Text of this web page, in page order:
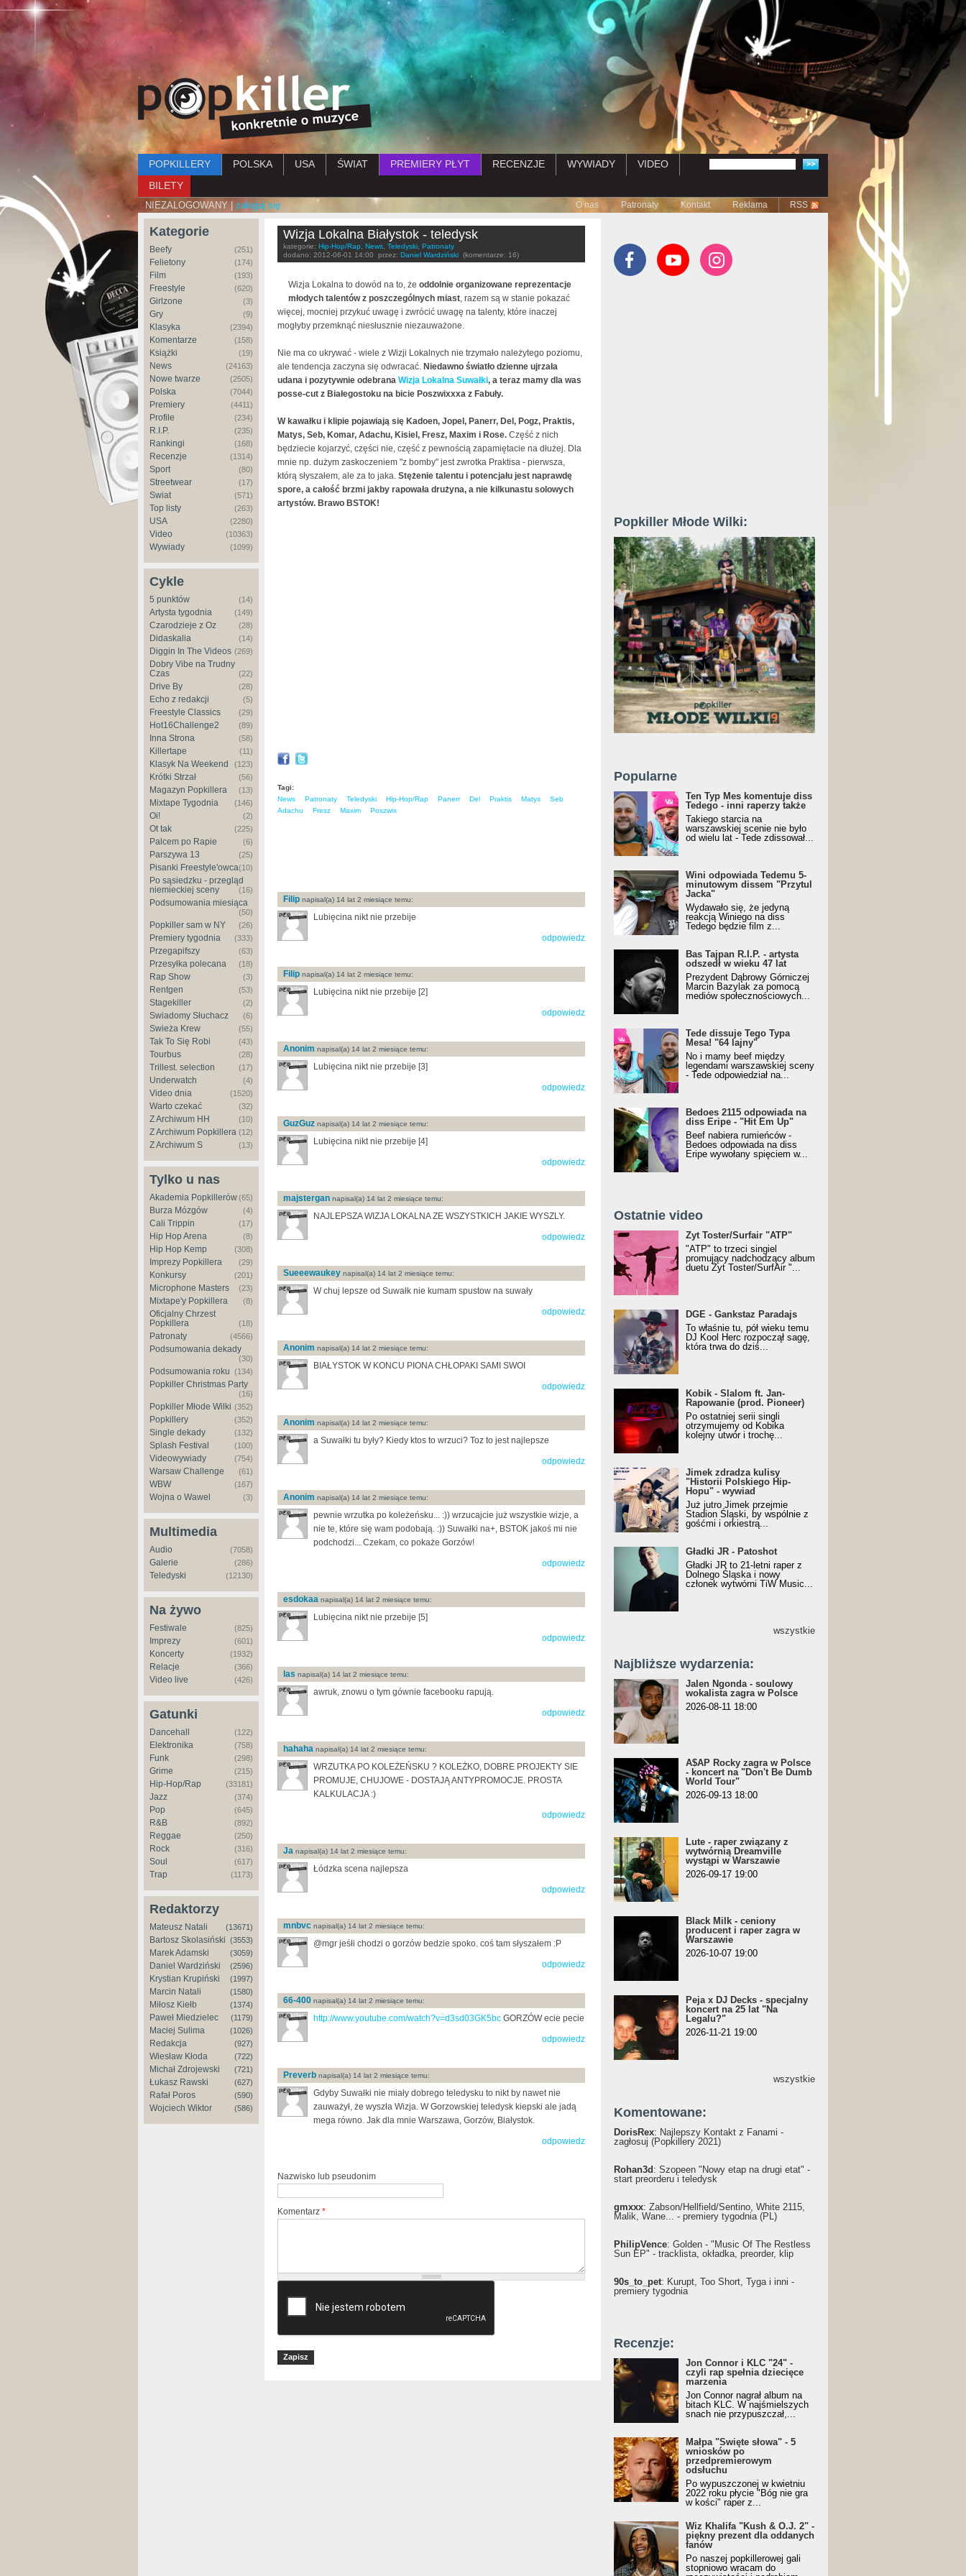
Przejdź do treści
Menu główne
POPKILLERY POLSKA USA ŚWIAT PREMIERY PŁYT RECENZJE WYWIADY
VIDEO
BILETY
NIEZALOGOWANY | zaloguj się Submenu
O nas Patronaty Kontakt Reklama RSS
Kategorie
Beefy (251)
Felietony (174)
Film (193)
Freestyle (620)
Girlzone (3)
Gry (9)
Klasyka (2394)
Komentarze (158)
Książki (19)
News (24163)
Nowe twarze (2505)
Polska (7044)
Premiery (4411)
Profile (234)
R.I.P. (235)
Rankingi (168)
Recenzje (1314)
Sport (80)
Streetwear (17)
Świat (571)
Top listy (263)
USA (2280)
Video (10363)
Wywiady (1099)
Cykle
5 punktów (14)
Artysta tygodnia (149)
Czarodzieje z Oz (28)
Didaskalia (14)
Diggin In The Videos (269)
Dobry Vibe na Trudny
Czas
(22)
Drive By (28)
Echo z redakcji (5)
Freestyle Classics (29)
Hot16Challenge2 (89)
Inna Strona (58)
Killertape (11)
Klasyk Na Weekend (123)
Krótki Strzał (56)
Magazyn Popkillera (13)
Mixtape Tygodnia (146)
Oi! (2)
Ot tak (225)
Palcem po Rapie (6)
Parszywa 13 (25)
Pisanki Freestyle'owca(10)
Po sąsiedzku - przegląd
niemieckiej sceny
(16)
Podsumowania miesiąca
(50)
Popkiller sam w NY (26)
Premiery tygodnia (333)
Przegapifszy (63)
Przesyłka polecana (18)
Rap Show (3)
Rentgen (53)
Stagekiller (2)
Świadomy Słuchacz (6)
Świeża Krew (55)
Tak To Się Robi (43)
Tourbus (28)
Trillest. selection (17)
Underwatch (4)
Video dnia (1520)
Warto czekać (32)
Z Archiwum HH (10)
Z Archiwum Popkillera (12)
Z Archiwum S (13)
Tylko u nas
Akademia Popkillerów(65)
Burza Mózgów (4)
Cali Trippin (17)
Hip Hop Arena (8)
Hip Hop Kemp (308)
Imprezy Popkillera (29)
Konkursy (201)
Microphone Masters (23)
Mixtape'y Popkillera (8)
Oficjalny Chrzest
Popkillera
(18)
Patronaty (4566)
Podsumowania dekady
(30)
Podsumowania roku (134)
Popkiller Christmas Party
(16)
Popkiller Młode Wilki (352)
Popkillery (352)
Single dekady (132)
Splash Festival (100)
Videowywiady (754)
Warsaw Challenge (61)
WBW (167)
Wojna o Wawel (3)
Multimedia
Audio (7058)
Galerie (286)
Teledyski (12130)
Na żywo
Festiwale (825)
Imprezy (601)
Koncerty (1932)
Relacje (366)
Video live (426)
Gatunki
Dancehall (122)
Elektronika (758)
Funk (298)
Grime (215)
Hip-Hop/Rap (33181)
Jazz (374)
Pop (645)
R&B (892)
Reggae (250)
Rock (316)
Soul (617)
Trap (1173)
Redaktorzy
Mateusz Natali (13671)
Bartosz Skolasiński (3553)
Marek Adamski (3059)
Daniel Wardziński (2596)
Krystian Krupiński (1997)
Marcin Natali (1580)
Miłosz Kiełb (1374)
Paweł Miedzielec (1179)
Maciej Sulima (1026)
Redakcja (927)
Wiesław Kłoda (722)
Michał Zdrojewski (721)
Łukasz Rawski (627)
Rafał Poros (590)
Wojciech Wiktor (586)
Wizja Lokalna Białystok - teledysk
kategorie: Hip-Hop/Rap News Teledyski Patronaty
dodano: 2012-06-01 14:00 przez: Daniel Wardziński (komentarze: 16)
Wizja Lokalna to dowód na to, że oddolnie organizowane reprezentacje
młodych talentów z poszczególnych miast, razem są w stanie pokazać
więcej, mocniej przykuć uwagę i zwrócić uwagę na talenty, które inaczej
mogłyby przemknąć niesłusznie niezauważone.
Nie ma co ukrywać - wiele z Wizji Lokalnych nie trzymało należytego poziomu,
ale tendencja zaczyna się odwracać. Niedawno światło dzienne ujrzała
udana i pozytywnie odebrana Wizja Lokalna Suwałki, a teraz mamy dla was
posse-cut z Białegostoku na bicie Poszwixxxa z Fabuły.
W kawałku i klipie pojawiają się Kadoen, Jopel, Panerr, Del, Pogz, Praktis,
Matys, Seb, Komar, Adachu, Kisiel, Fresz, Maxim i Rose. Część z nich
będziecie kojarzyć, części nie, część z pewnością zapamiętacie na dłużej. Dla
mnie np. dużym zaskoczeniem "z bomby" jest zwrotka Praktisa - pierwsza,
którą słyszałem, ale za to jaka. Stężenie talentu i potencjału jest naprawdę
spore, a całość brzmi jakby rapowała drużyna, a nie kilkunastu solowych
artystów. Brawo BSTOK!
Tagi:
News
Patronaty Teledyski Hip-Hop/Rap Panerr Del Praktis Matys
Seb
Adachu
Fresz Maxim Poszwix
Filip napisal(a) 14 lat 2 miesiące temu:
Lubięcina nikt nie przebije
odpowiedz
Filip napisal(a) 14 lat 2 miesiące temu:
Lubięcina nikt nie przebije [2]
odpowiedz
Anonim napisal(a) 14 lat 2 miesiące temu:
Lubięcina nikt nie przebije [3]
odpowiedz
GuzGuz napisal(a) 14 lat 2 miesiące temu:
Lubięcina nikt nie przebije [4]
odpowiedz
majstergan napisal(a) 14 lat 2 miesiące temu:
NAJLEPSZA WIZJA LOKALNA ZE WSZYSTKICH JAKIE WYSZLY.
odpowiedz
Sueeewaukey napisal(a) 14 lat 2 miesiące temu:
W chuj lepsze od Suwałk nie kumam spustow na suwały
odpowiedz
Anonim napisal(a) 14 lat 2 miesiące temu:
BIAŁYSTOK W KONCU PIONA CHŁOPAKI SAMI SWOI
odpowiedz
Anonim napisal(a) 14 lat 2 miesiące temu:
a Suwałki tu były? Kiedy ktos to wrzuci? Toz to jest najlepsze
odpowiedz
Anonim napisal(a) 14 lat 2 miesiące temu:
pewnie wrzutka po koleżeńsku... :)) wrzucajcie już wszystkie wizje, a
nie te, które się wam podobają. :)) Suwałki na+, BSTOK jakoś mi nie
podchodzi... Czekam, co pokaże Gorzów!
odpowiedz
esdokaa napisal(a) 14 lat 2 miesiące temu:
Lubięcina nikt nie przebije [5]
odpowiedz
las napisal(a) 14 lat 2 miesiące temu:
awruk, znowu o tym gównie facebooku rapują.
odpowiedz
hahaha napisal(a) 14 lat 2 miesiące temu:
WRZUTKA PO KOLEŻEŃSKU ? KOLEŻKO, DOBRE PROJEKTY SIE
PROMUJE, CHUJOWE - DOSTAJĄ ANTYPROMOCJE. PROSTA
KALKULACJA :)
odpowiedz
Ja napisal(a) 14 lat 2 miesiące temu:
Łódzka scena najlepsza
odpowiedz
mnbvc napisal(a) 14 lat 2 miesiące temu:
@mgr jeśłi chodzi o gorzów bedzie spoko. coś tam słyszałem :P
odpowiedz
66-400 napisal(a) 14 lat 2 miesiące temu:
http://www.youtube.com/watch?v=d3sd03GK5bc GORZÓW ecie pecie
odpowiedz
Preverb napisal(a) 14 lat 2 miesiące temu:
Gdyby Suwałki nie miały dobrego teledysku to nikt by nawet nie
zauważył, że wyszła Wizja. W Gorzowskiej teledysk kiepski ale jadą
mega równo. Jak dla mnie Warszawa, Gorzów, Białystok.
odpowiedz
Nazwisko lub pseudonim
Komentarz *
Popkiller Młode Wilki:
Popularne
Ten Typ Mes komentuje diss
Tedego - inni raperzy także
Takiego starcia na
warszawskiej scenie nie było
od wielu lat - Tede zdissował...
Wini odpowiada Tedemu 5-
minutowym dissem "Przytul
Jacka"
Wydawało się, że jedyną
reakcją Winiego na diss
Tedego będzie film z...
Bas Tajpan R.I.P. - artysta
odszedł w wieku 47 lat
Prezydent Dąbrowy Górniczej
Marcin Bazylak za pomocą
mediów społecznościowych...
Tede dissuje Tego Typa
Mesa! "64 lajny"
No i mamy beef między
legendami warszawskiej sceny
- Tede odpowiedział na...
Bedoes 2115 odpowiada na
diss Eripe - "Hit Em Up"
Beef nabiera rumieńców -
Bedoes odpowiada na diss
Eripe wywołany spięciem w...
Ostatnie video
Żyt Toster/SurfAir - ATP VIDEO
Żyt Toster/Surfair "ATP"
"ATP" to trzeci singiel
promujący nadchodzący album
duetu Żyt Toster/SurfAir "...
donGURALesko z nagrodą za
Klasyczny/Trueschoolowy
Album Roku (Popkillery 2023)
DGE - Gankstaz Paradajs
To właśnie tu, pół wieku temu
DJ Kool Herc rozpoczął sagę,
która trwa do dziś...
Kobik - Slalom ft. Jan-
Rapowanie (prod. Pioneer)
[Official Music Visualiser]
Kobik - Slalom ft. Jan-
Rapowanie (prod. Pioneer)
Po ostatniej serii singli
otrzymujemy od Kobika
kolejny utwór i trochę...
Jimek zdradza kulisy "Historii
Polskiego Hip-Hopu" - wywiad
Jimek zdradza kulisy
"Historii Polskiego Hip-
Hopu" - wywiad
Już jutro Jimek przejmie
Stadion Śląski, by wspólnie z
gośćmi i orkiestrą...
Gładki JR - Patoshot
Gładki JR - Patoshot
Gładki JR to 21-letni raper z
Dolnego Śląska i nowy
członek wytwórni TiW Music...
wszystkie
Najbliższe wydarzenia:
Jalen Ngonda - soulowy
wokalista zagra w Polsce
2026-08-11 18:00
A$AP Rocky zagra w Polsce
- koncert na "Don't Be Dumb
World Tour"
2026-09-13 18:00
Lute - raper związany z
wytwórnią Dreamville
wystąpi w Warszawie
2026-09-17 19:00
Black Milk - ceniony
producent i raper zagra w
Warszawie
2026-10-07 19:00
Peja x DJ Decks - specjalny
koncert na 25 lat "Na
Legalu?"
2026-11-21 19:00
wszystkie
Komentowane:
DorisRex: Najlepszy Kontakt z Fanami -
zagłosuj (Popkillery 2021)
Rohan3d : Szopeen "Nowy etap na drugi etat" -
start preorderu i teledysk
gmxxx: Żabson/Hellfield/Sentino, White 2115,
Malik, Wane... - premiery tygodnia (PL)
PhilipVence: Golden - "Music Of The Restless
Sun EP" - tracklista, okładka, preorder, klip
90s_to_pet: Kurupt, Too Short, Tyga i inni -
premiery tygodnia
Recenzje:
Jon Connor i KLC "24" -
czyli rap spełnia dziecięce
marzenia
Jon Connor nagrał album na
bitach KLC. W najśmielszych
snach nie przypuszczał,...
Małpa "Święte słowa" - 5
wniosków po
przedpremierowym
odsłuchu
Po wypuszczonej w kwietniu
2022 roku płycie "Bóg nie gra
w kości" raper z...
Wiz Khalifa "Kush & O.J. 2" -
piękny prezent dla oddanych
fanów
Po naszej popkillerowej gali
stopniowo wracam do